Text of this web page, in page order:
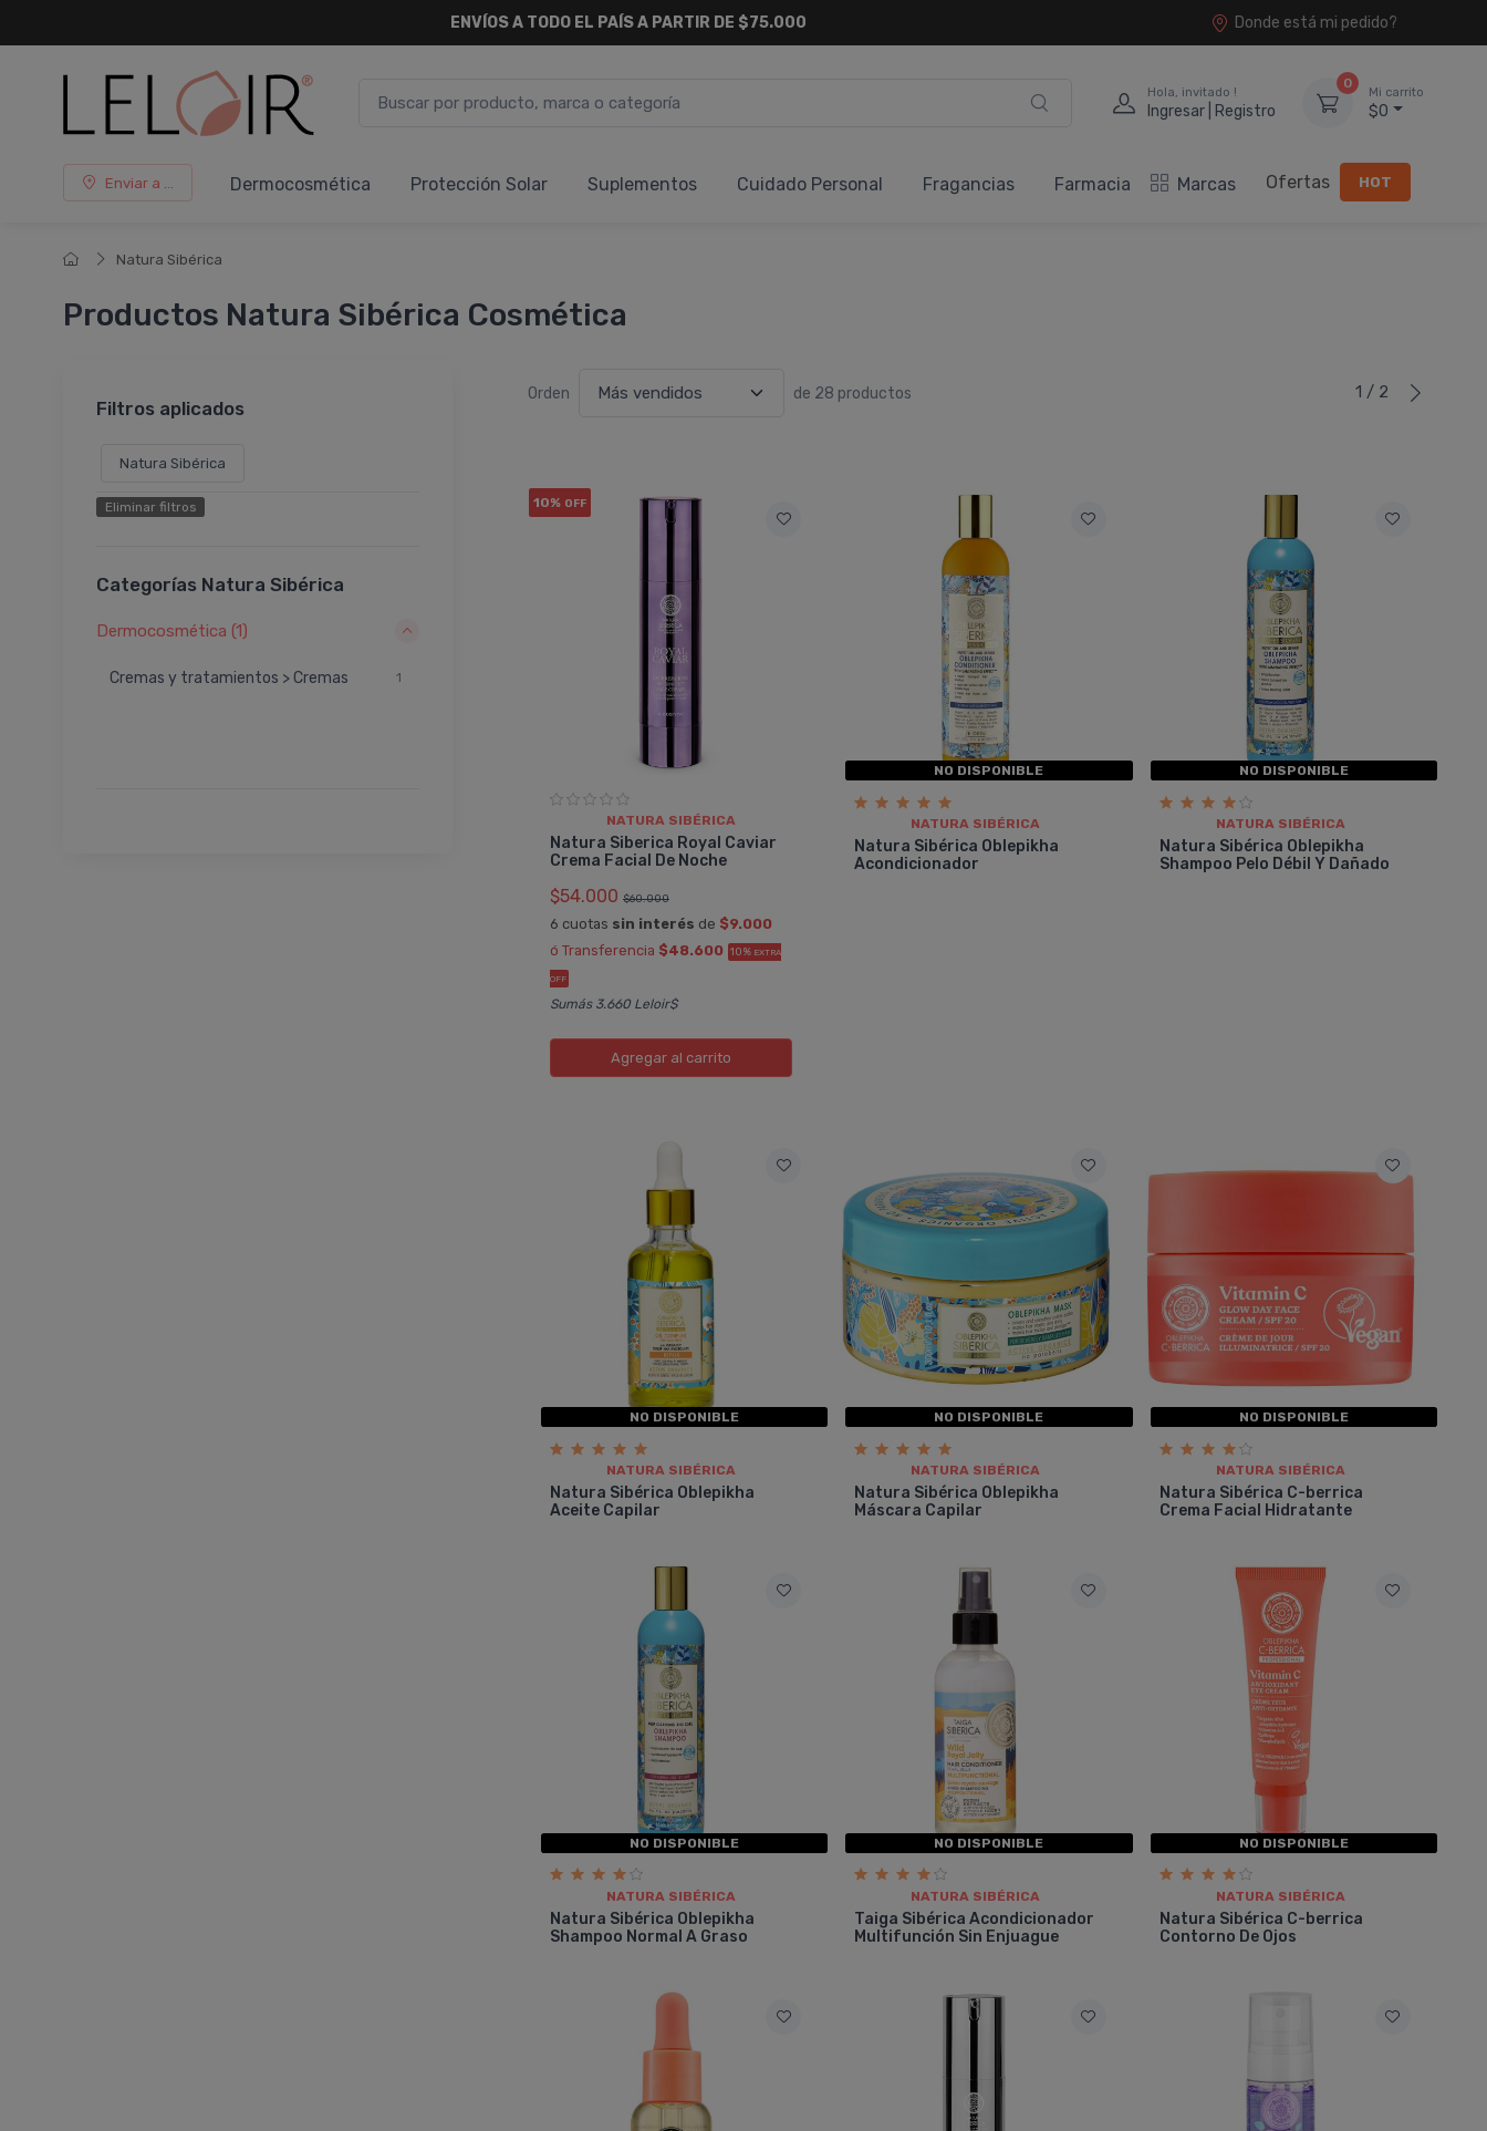
ENVÍOS A TODO EL PAÍS A PARTIR DE $75.000
Donde está mi pedido?
Hola, invitado !
Ingresar | Registro
0
Mi carrito
$0
Enviar a ... Dermocosmética Protección Solar Suplementos Cuidado Personal Fragancias Farmacia Marcas Ofertas HOT
Natura Sibérica
Productos Natura Sibérica Cosmética
Filtros aplicados
Natura Sibérica
Eliminar filtros
Categorías Natura Sibérica
Dermocosmética (1)
Cremas y tratamientos > Cremas 1
Orden de 28 productos 1 / 2
10% OFF
NATURA SIBÉRICA
Natura Siberica Royal Caviar
Crema Facial De Noche
$54.000 $60.000
6 cuotas sin interés de $9.000
ó Transferencia $48.600 10% EXTRA
OFF
Sumás 3.660 Leloir$
Agregar al carrito
NO DISPONIBLE
NATURA SIBÉRICA
Natura Sibérica Oblepikha
Acondicionador
NO DISPONIBLE
NATURA SIBÉRICA
Natura Sibérica Oblepikha
Shampoo Pelo Débil Y Dañado
NO DISPONIBLE
NATURA SIBÉRICA
Natura Sibérica Oblepikha
Aceite Capilar
NO DISPONIBLE
NATURA SIBÉRICA
Natura Sibérica Oblepikha
Máscara Capilar
NO DISPONIBLE
NATURA SIBÉRICA
Natura Sibérica C-berrica
Crema Facial Hidratante
NO DISPONIBLE
NATURA SIBÉRICA
Natura Sibérica Oblepikha
Shampoo Normal A Graso
NO DISPONIBLE
NATURA SIBÉRICA
Taiga Sibérica Acondicionador
Multifunción Sin Enjuague
NO DISPONIBLE
NATURA SIBÉRICA
Natura Sibérica C-berrica
Contorno De Ojos